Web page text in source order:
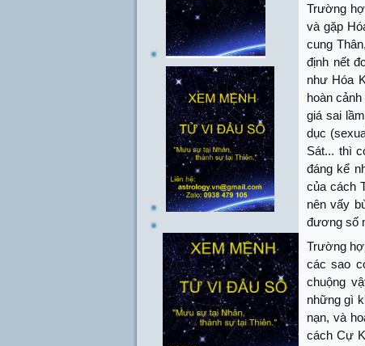
Trường
và gặp
cung
định nết
như Hóa
hoàn
giá sai
dục
Sát... thì
đáng kể
của cách
nên vấy
đương số
Trường
các sao
chuộng
những gì
nạn, và
cách Cự